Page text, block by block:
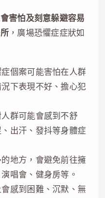
害怕及刻意躲避容易
，廣場恐懼症症狀如
個案可能害怕在人群
下表現不好、擔心犯
群可能會感到不舒
出汗、發抖等身體症
地方，會避免前往擁
唱會、健身房等。
感到困難、沉默、無